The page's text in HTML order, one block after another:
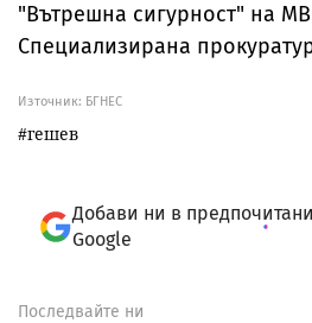
"Вътрешна сигурност" на
Специализирана
Източник: БГНЕС
гешев
Добави ни в
Google
Последвайте ни